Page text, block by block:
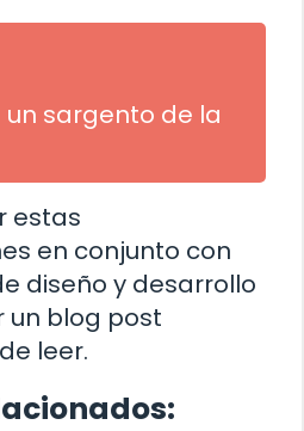
sargento de la
estas
en conjunto con
diseño y desarrollo
blog post
leer.